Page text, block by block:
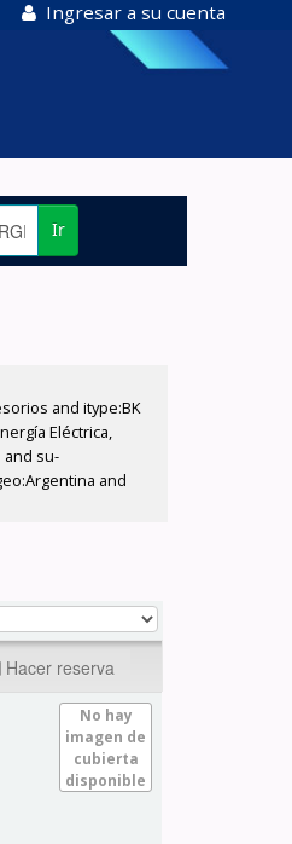
Ingresar a su cuenta
Ir
and itype:BK
Eléctrica,
and su-
and
Hacer reserva
No hay
imagen de
cubierta
disponible